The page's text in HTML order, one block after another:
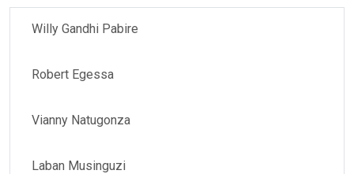
Willy Gandhi Pabire
Robert Egessa
Vianny Natugonza
Laban Musinguzi